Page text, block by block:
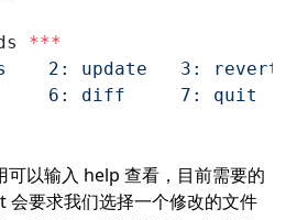
***
	  2:
update
	  3:
revert
	  6:
diff
	  7:
quit
可以输入 help 查看，目前需要的
会要求我们选择一个修改的文件